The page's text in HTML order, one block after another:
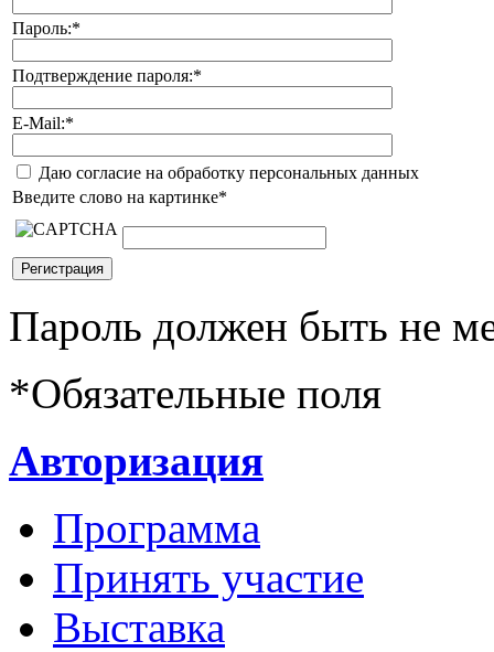
Пароль:*
Подтверждение пароля:*
E-Mail:*
Даю согласие на обработку персональных данных
Введите слово на картинке*
Пароль должен быть не
*Обязательные поля
Авторизация
Программа
Принять участие
Выставка